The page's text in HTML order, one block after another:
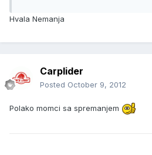
Hvala Nemanja
Carplider
Posted October 9, 2012
Polako momci sa spremanjem